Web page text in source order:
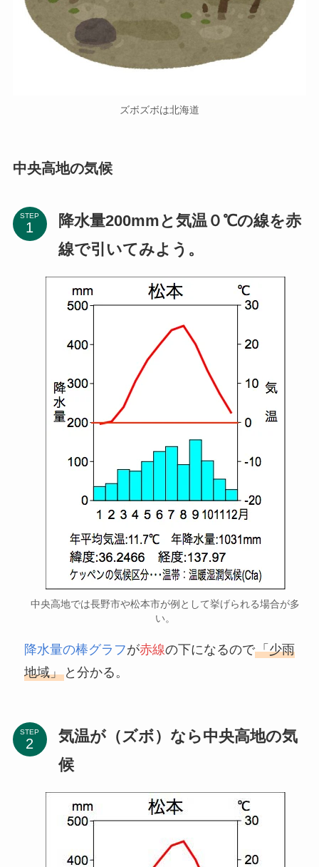
ズボズボは北海道
中央高地の気候
STEP
降水量200mmと気温０℃の線を赤
線で引いてみよう。
中央高地では長野市や松本市が例として挙げられる場合が多
い。
降水量の棒グラフが赤線の下になるので「少雨
地域」と分かる。
STEP
気温が（ズボ）なら中央高地の気
候